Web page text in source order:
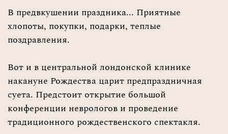
В предвкушении праздника... Приятные
хлопоты, покупки, подарки, теплые
поздравления.
Вот и в центральной лондонской клинике
накануне Рождества царит предпраздничная
суета. Предстоит открытие большой
конференции неврологов и проведение
традиционного рождественского спектакля.